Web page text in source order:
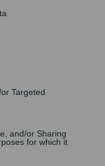
Targeted
and/or Sharing
for which it